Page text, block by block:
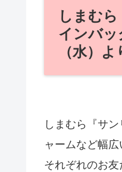
しまむ
インバッ
（水）よ
しまむら『サ
ャームなど幅
それぞれのお